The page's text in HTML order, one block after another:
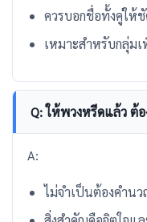
ควรบอกชื่อทั้งคู่ให้ชั
เหมาะสำหรับกลุ่ม
Q: ให้พวงหรีดแล้ว ต้
A:
ไม่จำเป็นต้องคำน